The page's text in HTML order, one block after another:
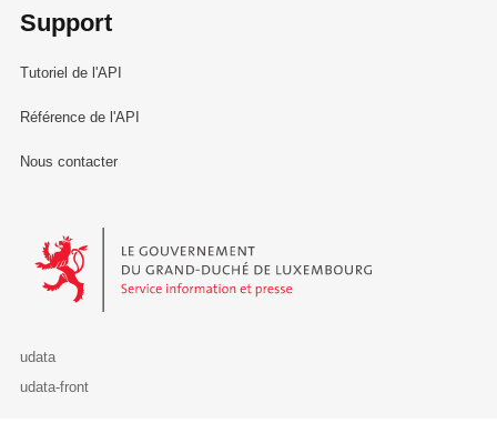
Support
Tutoriel de l'API
Référence de l'API
Nous contacter
Le Gouvernement du Grand-Duché de Luxembourg - Service
udata
udata-front